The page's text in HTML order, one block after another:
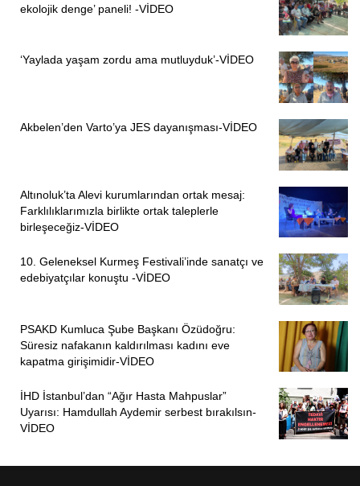
ekolojik denge’ paneli! -VİDEO
‘Yaylada yaşam zordu ama mutluyduk’-VİDEO
Akbelen’den Varto’ya JES dayanışması-VİDEO
Altınoluk’ta Alevi kurumlarından ortak mesaj:
Farklılıklarımızla birlikte ortak taleplerle
birleşeceğiz-VİDEO
10. Geleneksel Kurmeş Festivali’inde sanatçı ve
edebiyatçılar konuştu -VİDEO
PSAKD Kumluca Şube Başkanı Özüdoğru:
Süresiz nafakanın kaldırılması kadını eve
kapatma girişimidir-VİDEO
İHD İstanbul’dan “Ağır Hasta Mahpuslar”
Uyarısı: Hamdullah Aydemir serbest bırakılsın-
VİDEO